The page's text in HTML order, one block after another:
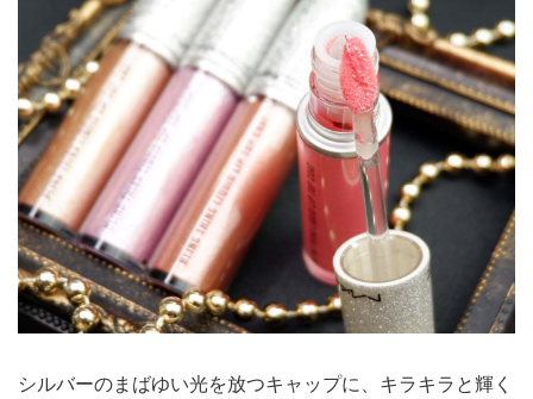
シルバーのまばゆい光を放つキャップに、キラキラと輝く